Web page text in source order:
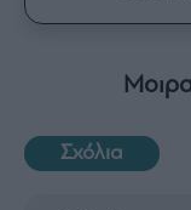
Σχόλια